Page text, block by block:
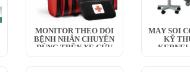
MONITOR THEO DÕI
BỆNH NHÂN CHUYÊN
DÙNG TRÊN XE CỨU
MÁY SOI
KỸ